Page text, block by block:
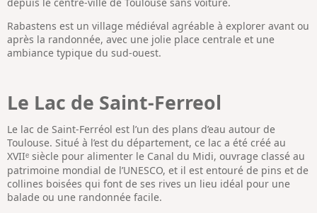
depuis le centre-ville de Toulouse sans voiture.
Rabastens est un village médiéval agréable à explorer avant ou
après la randonnée, avec une jolie place centrale et une
ambiance typique du sud-ouest.
Le Lac de Saint-Ferreol
Le lac de Saint-Ferréol est l’un des plans d’eau autour de
Toulouse. Situé à l’est du département, ce lac a été créé au
XVIIᵉ siècle pour alimenter le Canal du Midi, ouvrage classé au
patrimoine mondial de l’UNESCO, et il est entouré de pins et de
collines boisées qui font de ses rives un lieu idéal pour une
balade ou une randonnée facile.